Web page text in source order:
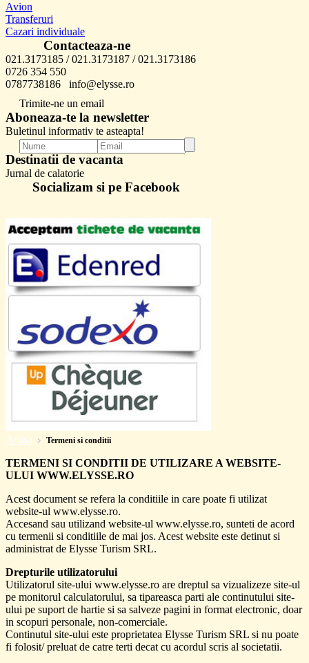
Avion
Transferuri
Cazari individuale
Contacteaza-ne
021.3173185 / 021.3173187 / 021.3173186
0726 354 550
0787738186 info@elysse.ro
Trimite-ne un email
Aboneaza-te la newsletter
Buletinul informativ te asteapta!
Destinatii de vacanta
Jurnal de calatorie
Socializam si pe Facebook
Acasa Termeni si conditii
TERMENI SI CONDITII DE UTILIZARE A WEBSITE-
ULUI WWW.ELYSSE.RO
Acest document se refera la conditiile in care poate fi utilizat
website-ul www.elysse.ro.
Accesand sau utilizand website-ul www.elysse.ro, sunteti de acord
cu termenii si conditiile de mai jos. Acest website este detinut si
administrat de Elysse Turism SRL.
Drepturile utilizatorului
Utilizatorul site-ului www.elysse.ro are dreptul sa vizualizeze site-ul
pe monitorul calculatorului, sa tipareasca parti ale continutului site-
ului pe suport de hartie si sa salveze pagini in format electronic, doar
in scopuri personale, non-comerciale.
Continutul site-ului este proprietatea Elysse Turism SRL si nu poate
fi folosit/ preluat de catre terti decat cu acordul scris al societatii.